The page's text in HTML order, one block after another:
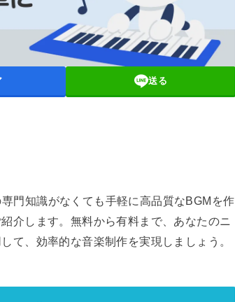
送る
門知識がなくても手軽に高品質なBGMを作
介します。無料から有料まで、あなたのニ
て、効率的な音楽制作を実現しましょう。